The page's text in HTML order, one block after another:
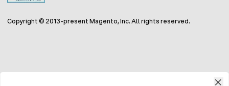
Copyright © 2013-present Magento, Inc. All rights reserved.